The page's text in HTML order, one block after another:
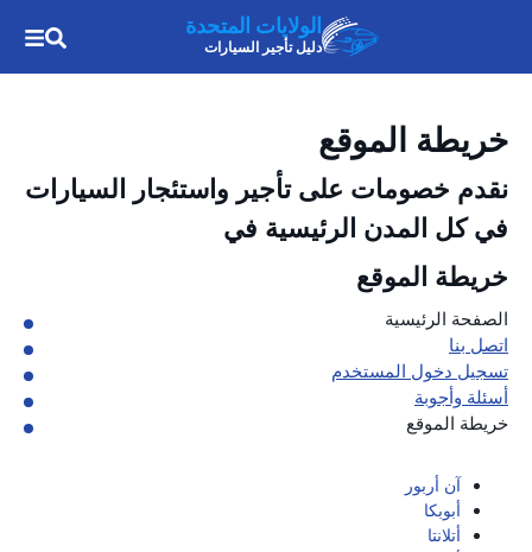
الولايات المتحدة
دليل تأجير السيارات
خريطة الموقع
نقدم خصومات على تأجير واستئجار السيارات
في كل المدن الرئيسية في
خريطة الموقع
الصفحة الرئيسية
اتصل بنا
تسجيل دخول المستخدم
أسئلة وأجوبة
خريطة الموقع
آن أربور
أبوبكا
أتلانتا